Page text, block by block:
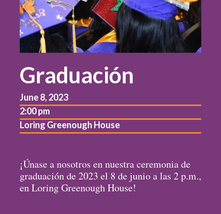
Graduación
June 8, 2023
2:00 pm
Loring Greenough House
¡Únase a nosotros en nuestra ceremonia de
graduación de 2023 el 8 de junio a las 2 p.m.,
en Loring Greenough House!